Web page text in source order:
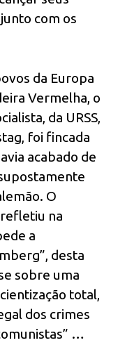
com os
da Europa
Vermelha, o
da URSS,
foi fincada
acabado de
O
na
a
desta
sobre uma
total,
dos crimes
…